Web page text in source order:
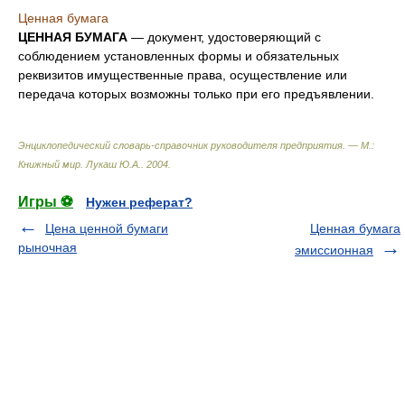
Ценная бумага
ЦЕННАЯ БУМАГА — документ, удостоверяющий с
соблюдением установленных формы и обязательных
реквизитов имущественные права, осуществление или
передача которых возможны только при его предъявлении.
Энциклопедический словарь-справочник руководителя предприятия. — М.:
Книжный мир Лукаш Ю.А. 2004
Игры ⚽
Нужен реферат?
Цена ценной бумаги
рыночная
Ценная бумага
эмиссионная